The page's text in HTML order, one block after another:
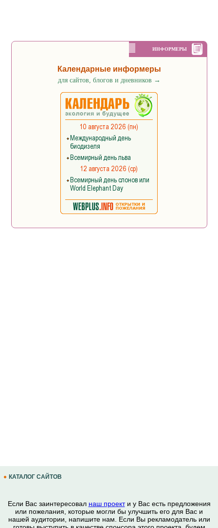
ИНФОРМЕРЫ
Календарные информеры
для сайтов, блогов и дневников →
КАТАЛОГ САЙТОВ
Если Вас заинтересовал наш проекти у Вас есть предложения
или пожелания, которые могли бы улучшить его для Вас и
нашей аудитории, напишите нам. Если Вы рекламодатель или